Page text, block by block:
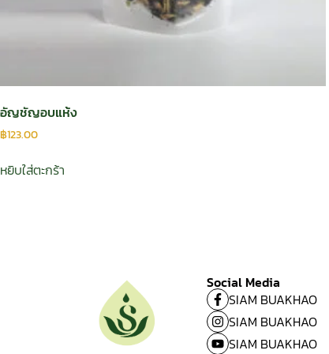
อัญชัญอบแห้ง
฿123.00
หยิบใส่ตะกร้า
Social Media
SIAM BUAKHAO
SIAM BUAKHAO
SIAM BUAKHAO